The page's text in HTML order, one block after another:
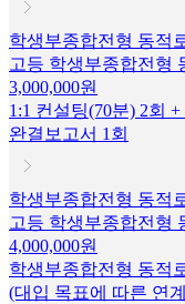
학생부종합전형 동적
고등 학생부종합전형
3,000,000원
1:1 컨설팅(70분) 2회
완결보고서 1회
학생부종합전형 동적
고등 학생부종합전형
4,000,000원
학생부종합전형 동적
(대입 목표에 따른 연